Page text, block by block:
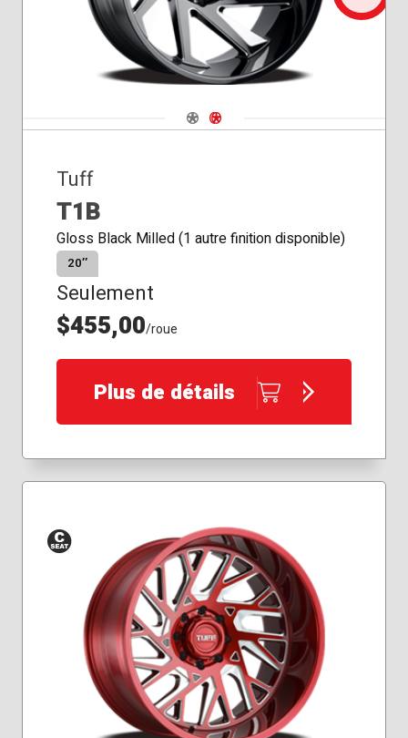
Navigate 1
Navigate 2
Tuff
T1B
Gloss Black Milled (1 autre finition disponible)
20″
Seulement
$455,00/roue
Plus de détails
Siège
conique